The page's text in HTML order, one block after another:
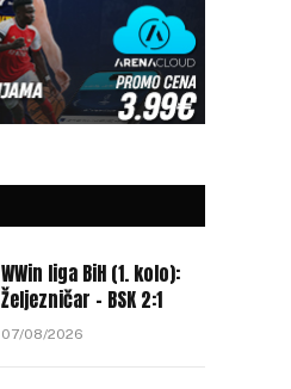
WWin liga BiH (1. kolo):
Željezničar – BSK 2:1
07/08/2026